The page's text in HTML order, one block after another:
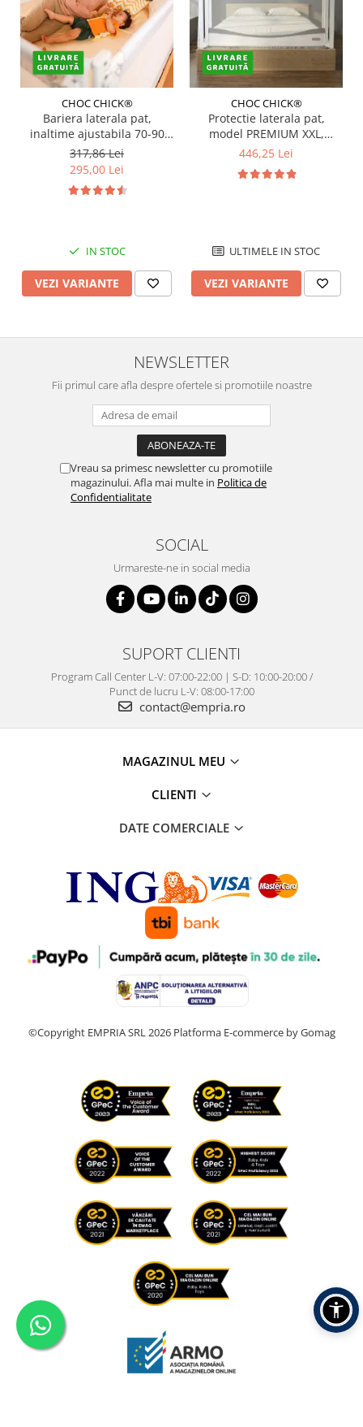
CHOC CHICK®
Bariera laterala pat,
inaltime ajustabila 70-90
cm, 150 cm, Diverse culori
317,86 Lei
295,00 Lei
IN STOC
VEZI VARIANTE
CHOC CHICK®
Protectie laterala pat,
model PREMIUM XXL,
interconectabila, reglabila
ajustabila pana la 97 cm,
446,25 Lei
ULTIMELE IN STOC
VEZI VARIANTE
NEWSLETTER
Fii primul care afla despre ofertele si promotiile noastre
Vreau sa primesc newsletter cu promotiile
magazinului. Afla mai multe in Politica de
Confidentialitate
SOCIAL
Urmareste-ne in social media
SUPORT CLIENTI
Program Call Center L-V: 07:00-22:00 | S-D: 10:00-20:00 /
Punct de lucru L-V: 08:00-17:00
contact@empria.ro
MAGAZINUL MEU
CLIENTI
DATE COMERCIALE
©Copyright EMPRIA SRL 2026 Platforma E-commerce by Gomag